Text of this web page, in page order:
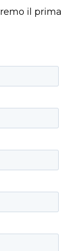
il prima